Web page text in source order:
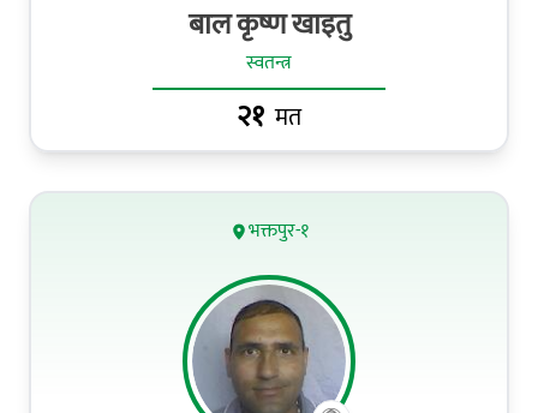
बाल कृष्ण खाइतु
स्वतन्त्र
२१ मत
भक्तपुर-१